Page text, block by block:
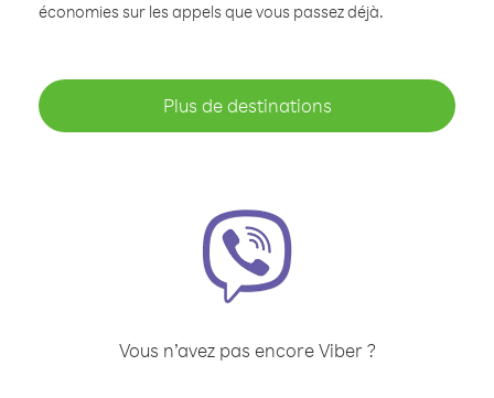
économies sur les appels que vous passez déjà.
Plus de destinations
Vous n’avez pas encore Viber ?